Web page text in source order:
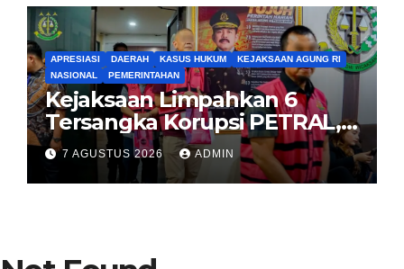
APRESIASI DAERAH KASUS HUKUM
KEJAKSAAN AGUNG RI
NASIONAL
PEMERINTAHAN
Kejaksaan Limpahkan 6
Tersangka Korupsi PETRAL,
PES dan ISC ke PN Tipikor
Jakarta Pusat
7 AGUSTUS 2026 ADMIN